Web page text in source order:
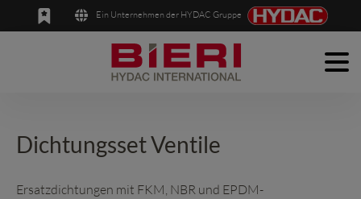
Deutsch
Ein Unternehmen der HYDAC Gruppe
Anwendungen
Dichtungsset Ventile
Ersatzdichtungen mit FKM, NBR und EPDM-